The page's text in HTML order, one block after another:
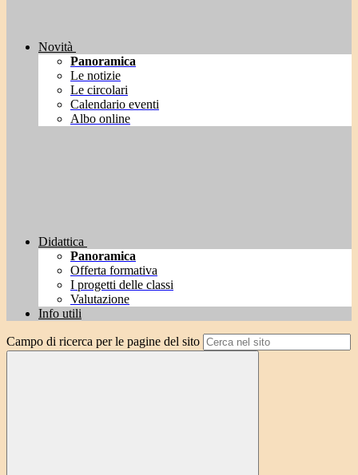
Novità
Panoramica
Le notizie
Le circolari
Calendario eventi
Albo online
Didattica
Panoramica
Offerta formativa
I progetti delle classi
Valutazione
Info utili
Campo di ricerca per le pagine del sito